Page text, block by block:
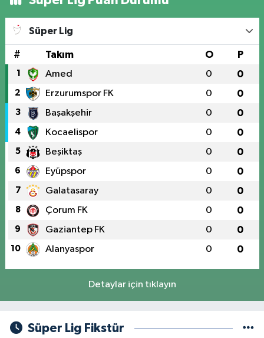
Süper Lig
# Takım O P
1 Amed 0 0
2 Erzurumspor FK 0 0
3 Başakşehir 0 0
4 Kocaelispor 0 0
5 Beşiktaş 0 0
6 Eyüpspor 0 0
7 Galatasaray 0 0
8 Çorum FK 0 0
9 Gaziantep FK 0 0
10 Alanyaspor 0 0
Detaylar için tıklayın
Süper Lig Fikstür